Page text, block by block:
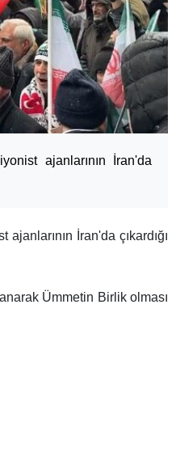
ajanlarının İran'da
İran'da çıkardığı
Ümmetin Birlik olması